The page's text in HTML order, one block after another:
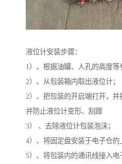
液位计安装步骤：
1）、根据油罐、人孔的高度
2）、从包装箱内取出液位计；
2）、把包装的开启端打开，
并防止液位计变形、刮蹭
3） 、去除液位计包装泡沫；
4）、将固定盘安装于电子仓的
5）、将包装内的通讯线接入电